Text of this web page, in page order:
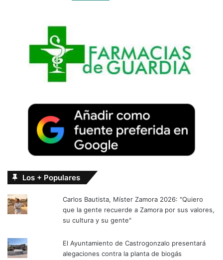
Los + Populares
Carlos Bautista, Míster Zamora 2026: "Quiero
que la gente recuerde a Zamora por sus valores,
su cultura y su gente"
El Ayuntamiento de Castrogonzalo presentará
alegaciones contra la planta de biogás